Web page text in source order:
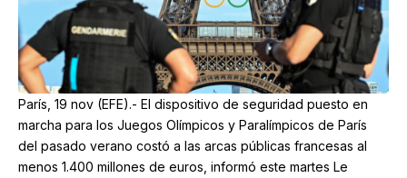
París, 19 nov (EFE).- El dispositivo de seguridad puesto en
marcha para los Juegos Olímpicos y Paralímpicos de París
del pasado verano costó a las arcas públicas francesas al
menos 1.400 millones de euros, informó este martes Le